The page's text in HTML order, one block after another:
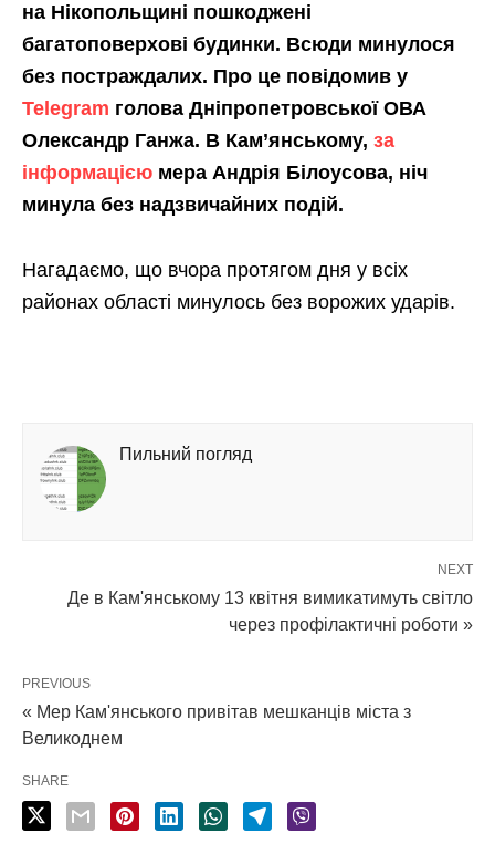
на Нікопольщині пошкоджені
багатоповерхові будинки. Всюди минулося
без постраждалих. Про це повідомив у
Telegram голова Дніпропетровської ОВА
Олександр Ганжа. В Кам’янському, за
інформацією мера Андрія Білоусова, ніч
минула без надзвичайних подій.
Нагадаємо, що вчора протягом дня у всіх
районах області минулось без ворожих ударів.
Пильний погляд
NEXT
Де в Кам'янському 13 квітня вимикатимуть світло
через профілактичні роботи »
PREVIOUS
« Мер Кам'янського привітав мешканців міста з
Великоднем
SHARE